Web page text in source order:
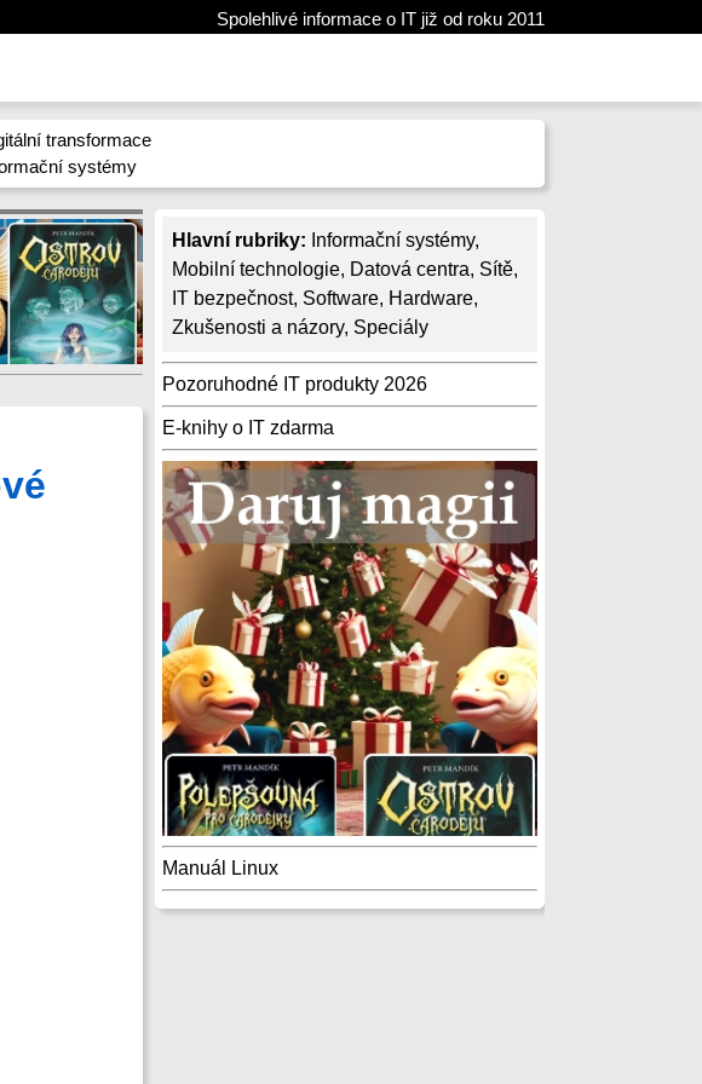
Spolehlivé informace o IT již od roku 2011
transformace
systémy
Hlavní rubriky: Informační systémy,
Mobilní technologie, Datová centra, Sítě,
IT bezpečnost, Software, Hardware,
Zkušenosti a názory, Speciály
Pozoruhodné IT produkty 2026
E-knihy o IT zdarma
Manuál Linux